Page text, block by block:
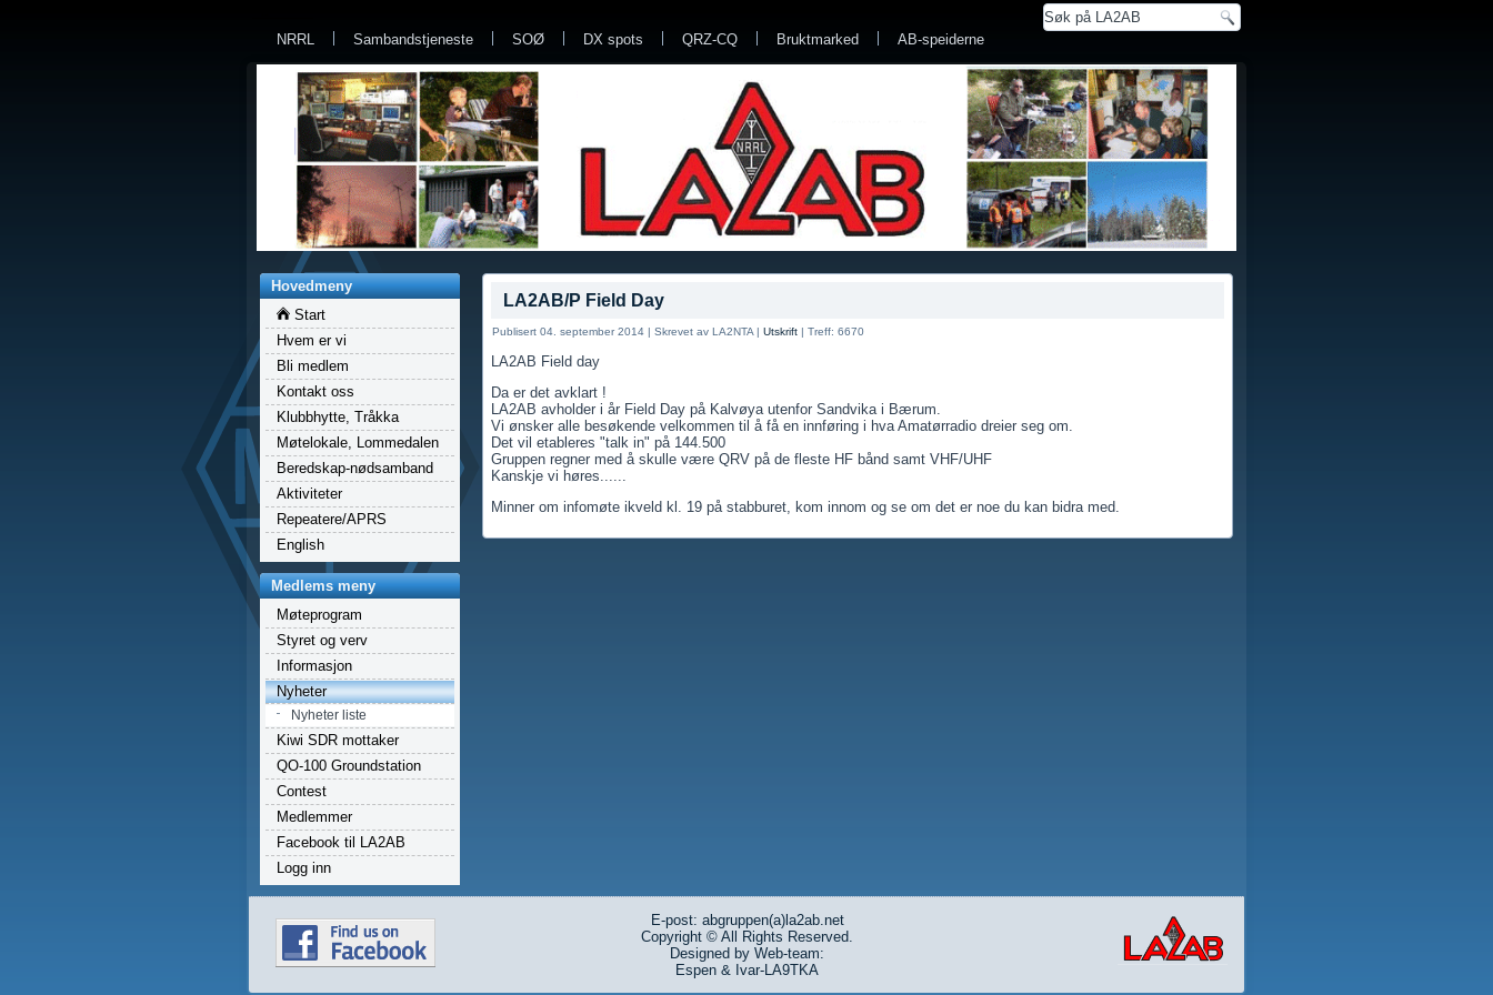
NRRL
Sambandstjeneste SOØ DX spots QRZ-CQ Bruktmarked AB-speiderne
Hovedmeny
Start
Hvem er vi
Bli medlem
Kontakt oss
Klubbhytte, Tråkka
Møtelokale, Lommedalen
Beredskap-nødsamband
Aktiviteter
Repeatere/APRS
English
Medlems meny
Møteprogram
Styret og verv
Informasjon
Nyheter
Nyheter liste
Kiwi SDR mottaker
QO-100 Groundstation
Contest
Medlemmer
Facebook til LA2AB
Logg inn
LA2AB/P Field Day
Publisert 04. september 2014 | Skrevet av LA2NTA | Utskrift | Treff: 6670
LA2AB Field day
Da er det avklart !
LA2AB avholder i år Field Day på Kalvøya utenfor Sandvika i Bærum.
Vi ønsker alle besøkende velkommen til å få en innføring i hva Amatørradio dreier seg om.
Det vil etableres "talk in" på 144.500
Gruppen regner med å skulle være QRV på de fleste HF bånd samt VHF/UHF
Kanskje vi høres......
Minner om infomøte ikveld kl. 19 på stabburet, kom innom og se om det er noe du kan bidra med.
E-post: abgruppen(a)la2ab.net
Copyright © All Rights Reserved.
Designed by Web-team:
Espen & Ivar-LA9TKA